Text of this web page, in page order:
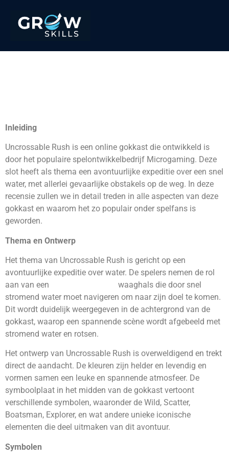
Inleiding
Uncrossable Rush is een online gokkast die ontwikkeld is
door het populaire spelontwikkelbedrijf Microgaming. Deze
slot heeft als thema een avontuurlijke expeditie over een snel
water, met allerlei gevaarlijke obstakels op de weg. In deze
recensie zullen we in detail treden in alle aspecten van deze
gokkast en waarom het zo populair onder spelfans is
geworden.
Thema en Ontwerp
Het thema van Uncrossable Rush is gericht op een
avontuurlijke expeditie over water. De spelers nemen de rol
aan van een
waaghals die door snel
stromend water moet navigeren om naar zijn doel te komen.
Dit wordt duidelijk weergegeven in de achtergrond van de
gokkast, waarop een spannende scène wordt afgebeeld met
stromend water en rotsen.
Het ontwerp van Uncrossable Rush is overweldigend en trekt
direct de aandacht. De kleuren zijn helder en levendig en
vormen samen een leuke en spannende atmosfeer. De
symboolplaat in het midden van de gokkast vertoont
verschillende symbolen, waaronder de Wild, Scatter,
Boatsman, Explorer, en wat andere unieke iconische
elementen die deel uitmaken van dit avontuur.
Symbolen